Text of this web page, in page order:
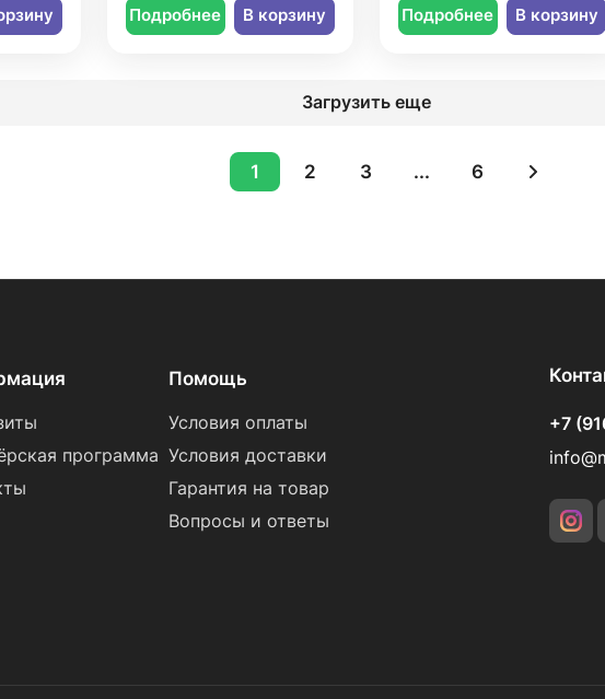
Подробнее В корзину Подробнее В корзину
Загрузить еще
1 2 3 ... 6
программа
Помощь
Условия оплаты
Условия доставки
Гарантия на товар
Вопросы и ответы
+7